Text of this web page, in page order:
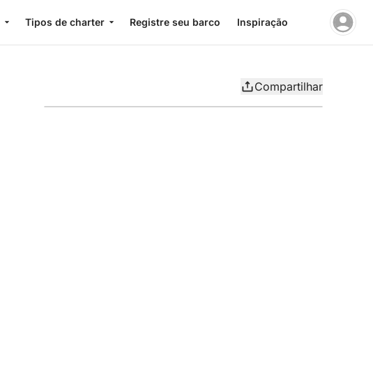
Tipos de charter Registre seu barco Inspiração
Compartilhar